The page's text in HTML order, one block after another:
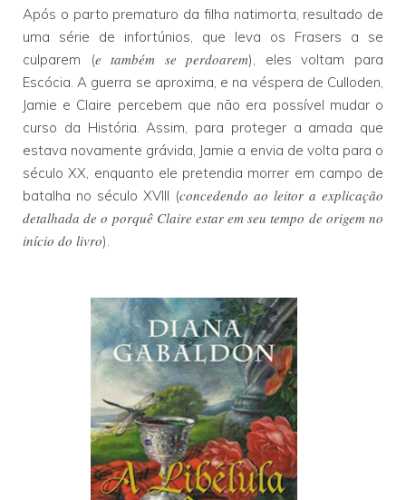
Após o parto prematuro da filha natimorta, resultado de
uma série de infortúnios, que leva os Frasers a se
culparem (e também se perdoarem), eles voltam para
Escócia. A guerra se aproxima, e na véspera de Culloden,
Jamie e Claire percebem que não era possível mudar o
curso da História. Assim, para proteger a amada que
estava novamente grávida, Jamie a envia de volta para o
século XX, enquanto ele pretendia morrer em campo de
batalha no século XVIII (concedendo ao leitor a explicação
detalhada de o porquê Claire estar em seu tempo de origem no
início do livro).